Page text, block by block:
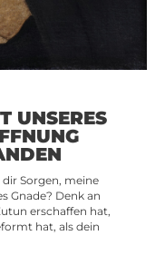
UNSERES
dir Sorgen, meine
Gnade? Denk an
erschaffen hat,
hat, als dein